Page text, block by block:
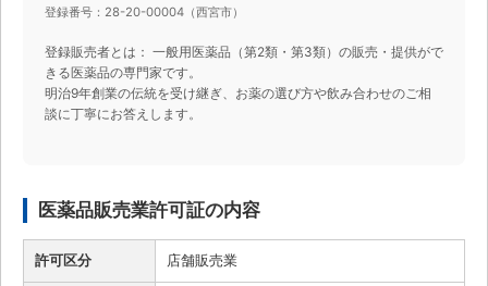
登録番号：28-20-00004（西宮市）
登録販売者とは： 一般用医薬品（第2類・第3類）の販売・提供がで
きる医薬品の専門家です。
明治9年創業の伝統を受け継ぎ、お薬の選び方や飲み合わせのご相
談に丁寧にお答えします。
医薬品販売業許可証の内容
許可区分 店舗販売業